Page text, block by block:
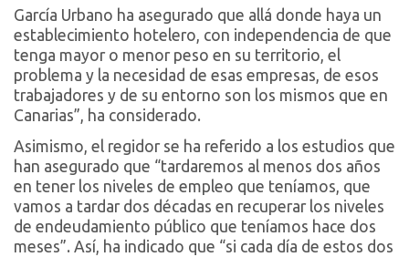
García Urbano ha asegurado que allá donde haya un
establecimiento hotelero, con independencia de que
tenga mayor o menor peso en su territorio, el
problema y la necesidad de esas empresas, de esos
trabajadores y de su entorno son los mismos que en
Canarias”, ha considerado.
Asimismo, el regidor se ha referido a los estudios que
han asegurado que “tardaremos al menos dos años
en tener los niveles de empleo que teníamos, que
vamos a tardar dos décadas en recuperar los niveles
de endeudamiento público que teníamos hace dos
meses”. Así, ha indicado que “si cada día de estos dos